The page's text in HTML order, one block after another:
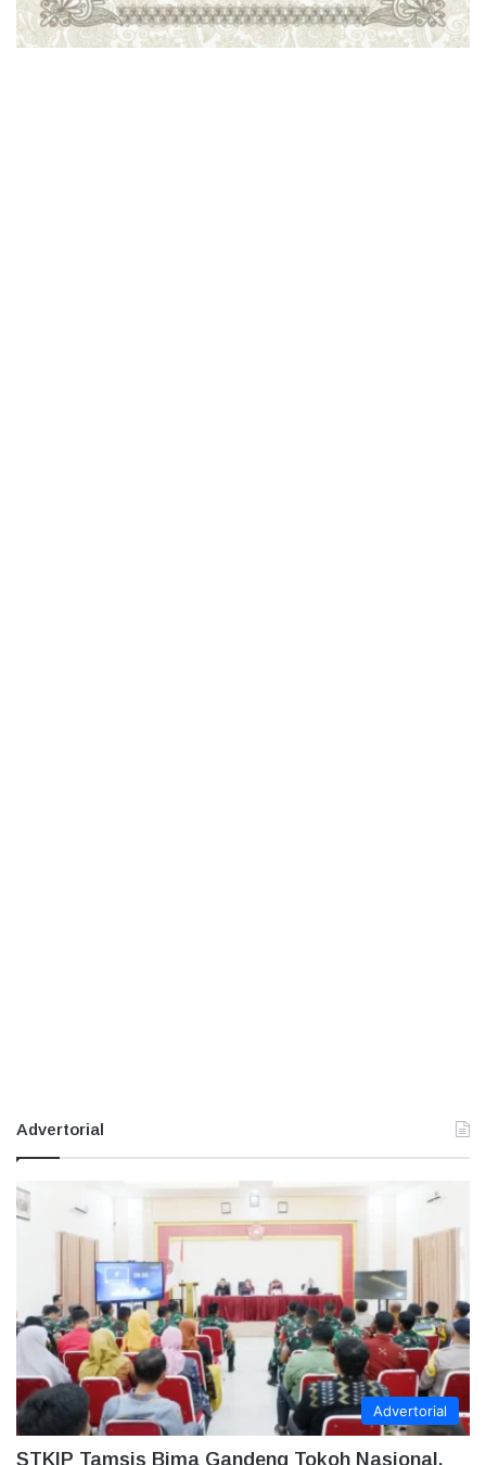
Advertorial
Advertorial
STKIP Tamsis Bima Gandeng Tokoh Nasional,